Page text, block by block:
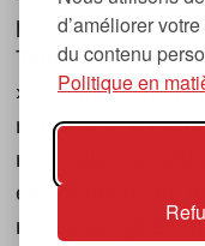
d’améliorer
du contenu
Politique en
première
Tsugi en japonais
», ce qui
magazine, à
musicales,
électronique, du
nouveaux